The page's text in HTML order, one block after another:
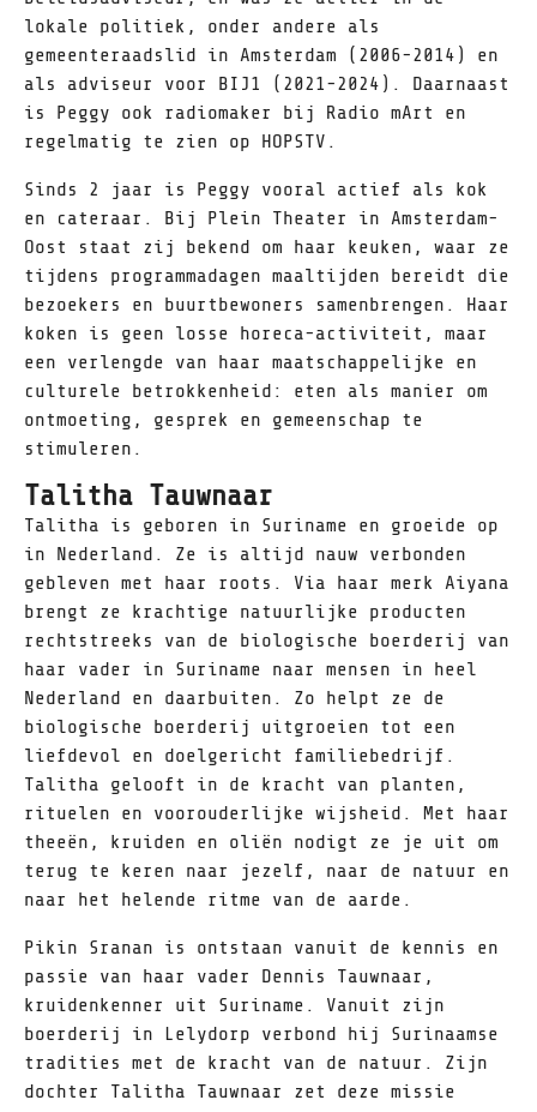
lokale politiek, onder andere als
gemeenteraadslid in Amsterdam (2006-2014) en
als adviseur voor BIJ1 (2021-2024). Daarnaast
is Peggy ook radiomaker bij Radio mArt en
regelmatig te zien op HOPSTV.
Sinds 2 jaar is Peggy vooral actief als kok
en cateraar. Bij Plein Theater in Amsterdam-
Oost staat zij bekend om haar keuken, waar ze
tijdens programmadagen maaltijden bereidt die
bezoekers en buurtbewoners samenbrengen. Haar
koken is geen losse horeca-activiteit, maar
een verlengde van haar maatschappelijke en
culturele betrokkenheid: eten als manier om
ontmoeting, gesprek en gemeenschap te
stimuleren.
Talitha Tauwnaar
Talitha is geboren in Suriname en groeide op
in Nederland. Ze is altijd nauw verbonden
gebleven met haar roots. Via haar merk Aiyana
brengt ze krachtige natuurlijke producten
rechtstreeks van de biologische boerderij van
haar vader in Suriname naar mensen in heel
Nederland en daarbuiten. Zo helpt ze de
biologische boerderij uitgroeien tot een
liefdevol en doelgericht familiebedrijf.
Talitha gelooft in de kracht van planten,
rituelen en voorouderlijke wijsheid. Met haar
theeën, kruiden en oliën nodigt ze je uit om
terug te keren naar jezelf, naar de natuur en
naar het helende ritme van de aarde.
Pikin Sranan is ontstaan vanuit de kennis en
passie van haar vader Dennis Tauwnaar,
kruidenkenner uit Suriname. Vanuit zijn
boerderij in Lelydorp verbond hij Surinaamse
tradities met de kracht van de natuur. Zijn
dochter Talitha Tauwnaar zet deze missie